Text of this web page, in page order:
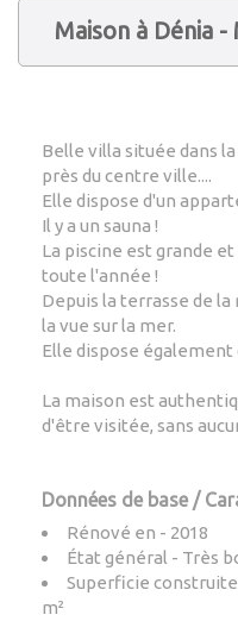
Maison à Dénia
Belle villa située dans
près du centre ville....
Elle dispose d'un
Il y a un sauna !
La piscine est grande
toute l'année !
Depuis la terrasse de
la vue sur la mer.
Elle dispose
La maison est
d'être visitée, sans
Données de base /
Rénové en - 2018
État général - Très
Superficie construite
m²